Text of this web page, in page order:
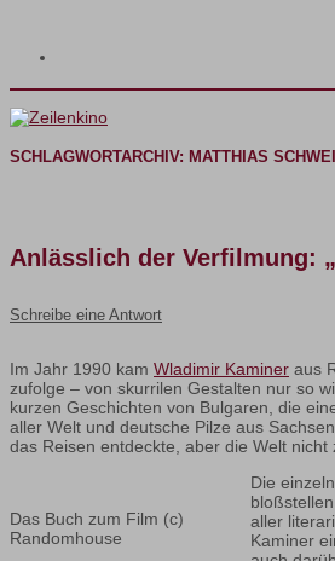
SCHLAGWORTARCHIV: MATTHIAS
Anlässlich der Verfilmung:
Schreibe eine Antwort
Im Jahr 1990 kam Wladimir Kaminer aus
zufolge – von skurrilen Gestalten nur so
kurzen Geschichten von Bulgaren, die
aller Welt und deutsche Pilze aus
das Reisen entdeckte, aber die Welt
Das Buch zum Film (c)
Randomhouse
Die
aller
Kaminer